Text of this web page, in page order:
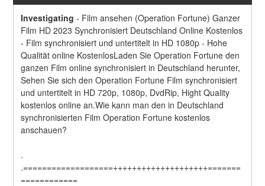
Investigating - Film ansehen (Operation Fortune) Ganzer
Film HD 2023 Synchronisiert Deutschland Online Kostenlos
- Film synchronisiert und untertitelt in HD 1080p - Hohe
Qualität online KostenlosLaden Sie Operation Fortune den
ganzen Film online synchronisiert in Deutschland herunter,
Sehen Sie sich den Operation Fortune Film synchronisiert
und untertitelt in HD 720p, 1080p, DvdRip, Hight Quality
kostenlos online an.Wie kann man den in Deutschland
synchronisierten Film Operation Fortune kostenlos
anschauen?
.
.===================++++++++++++++++++++=======
============